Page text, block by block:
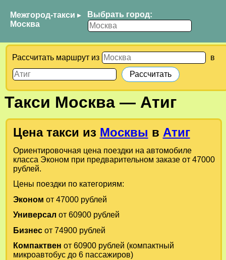
Межгород-такси ▸
Москва
Выбрать город:
Рассчитать маршрут из в
Такси Москва— Атиг
Цена такси из Москвы в Атиг
Ориентировочная цена поездки на автомобиле
класса Эконом при предварительном заказе от 47000
рублей.
Цены поездки по категориям:
Эконом от 47000 рублей
Универсал от 60900 рублей
Бизнесот 74900 рублей
Компактвен от 60900 рублей (компактный
микроавтобус до 6 пассажиров)